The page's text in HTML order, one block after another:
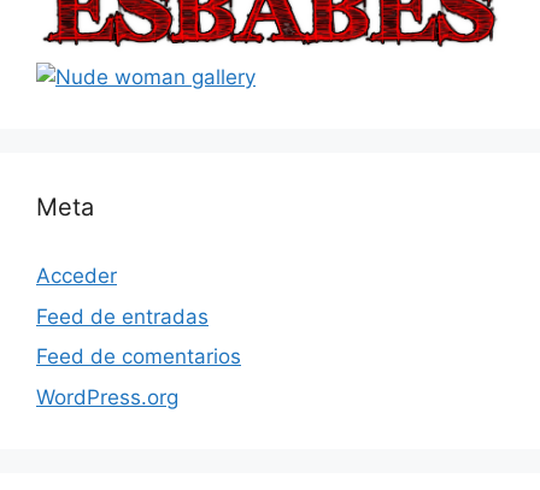
Meta
Acceder
Feed de entradas
Feed de comentarios
WordPress.org